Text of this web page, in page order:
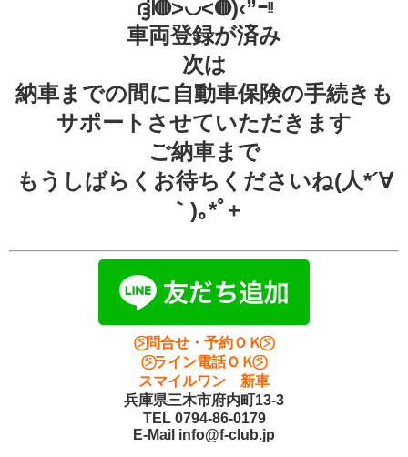
ദ്ദി◍>◡<◍)‹”ｰᵎᵎ
車両登録が済み
次は
納車までの間に自動車保険の手続きも
サポートさせていただきます
ご納車まで
もうしばらくお待ちくださいね(人*´∀
｀)｡*ﾟ+
⍩⃝問合せ・予約ＯＫ⍩⃝
⍩⃝ライン電話ＯＫ⍩⃝
スマイルワン 新車
兵庫県三木市府内町13-3
TEL 0794-86-0179
E-Mail info@f-club.jp